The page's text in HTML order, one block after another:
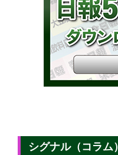
シグナル（コラム）